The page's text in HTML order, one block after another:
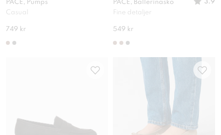
PACE, Pumps
Casual
749 kr
PACE, Ballerinasko
3.9
Fine detaljer
549 kr